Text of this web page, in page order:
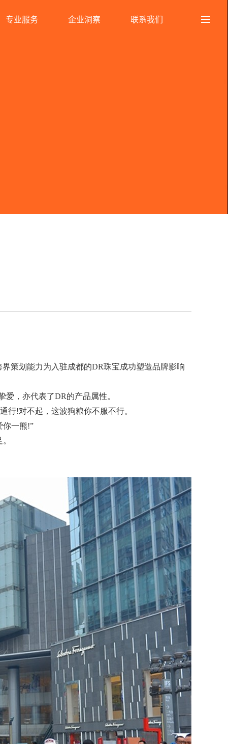
专业服务 企业洞察 联系我们
策划能力为入驻成都的DR珠宝成功塑造品牌影响
，亦代表了DR的产品属性。
行!对不起，这波狗粮你不服不行。
你一熊!”